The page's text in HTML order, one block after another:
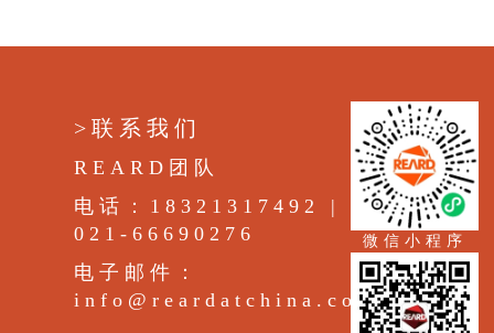
>联系我们
REARD团队
电话：18321317492 |
021-66690276
电子邮件：
info@reardatchina.com
微信小程序